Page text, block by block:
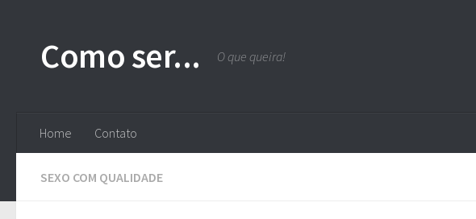
Como ser... O que queira!
Home Contato
SEXO COM QUALIDADE